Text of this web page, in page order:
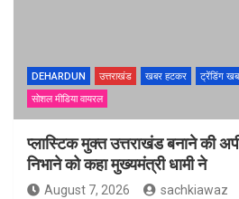
DEHARDUN उत्तराखंड खबर हटकर ट्रेंडिंग
सोशल मीडिया वायरल
प्लास्टिक मुक्त उत्तराखंड बनाने की
निभाने को कहा मुख्यमंत्री धामी ने
August 7, 2026 sachkiawaz